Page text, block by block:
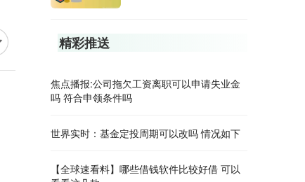
精彩推送
焦点播报:公司拖欠工资离职可以申请失业金
吗 符合申领条件吗
世界实时：基金定投周期可以改吗 情况如下
【全球速看料】哪些借钱软件比较好借 可以